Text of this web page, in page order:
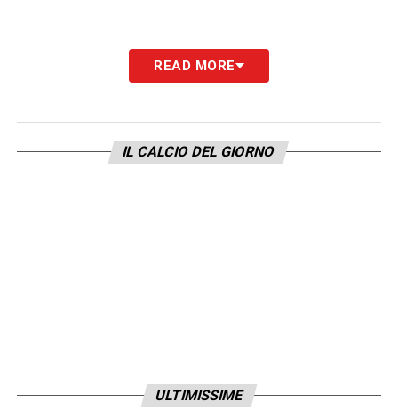
READ MORE
IL CALCIO DEL GIORNO
ULTIMISSIME